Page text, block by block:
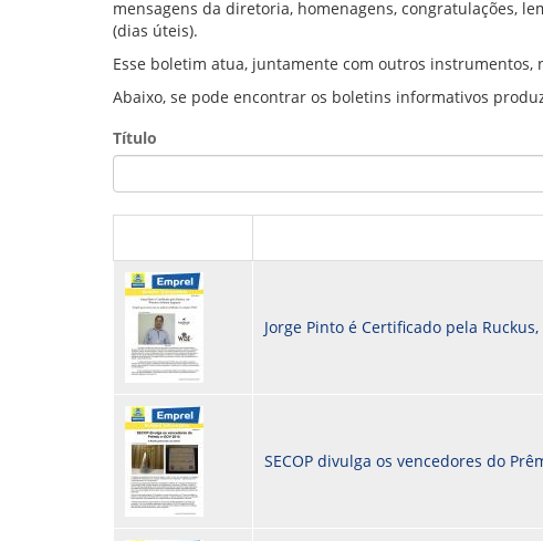
GOVERNANÇA
mensagens da diretoria, homenagens, congratulações,
(dias úteis).
Esse boletim atua, juntamente com outros instrumentos,
Abaixo, se pode encontrar os boletins informativos
Título
Jorge Pinto é Certificado pela
SECOP divulga os vencedores do